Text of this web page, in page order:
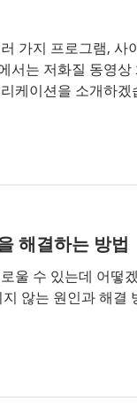
가지 프로그램, 사
서는 저화질 동영상
케이션을 소개하겠
해결하는 방법
울 수 있는데 어떻
않는 원인과 해결